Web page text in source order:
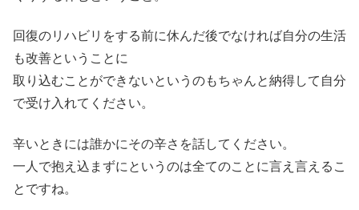
回復のリハビリをする前に休んだ後でなければ自分の生活
も改善ということに
取り込むことができないというのもちゃんと納得して自分
で受け入れてください。
辛いときには誰かにその辛さを話してください。
一人で抱え込まずにというのは全てのことに言え言えるこ
とですね。